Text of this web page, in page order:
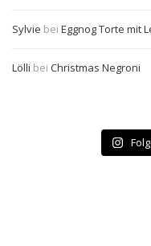
Sylvie bei Eggnog Torte mit
Lölli bei Christmas Negroni